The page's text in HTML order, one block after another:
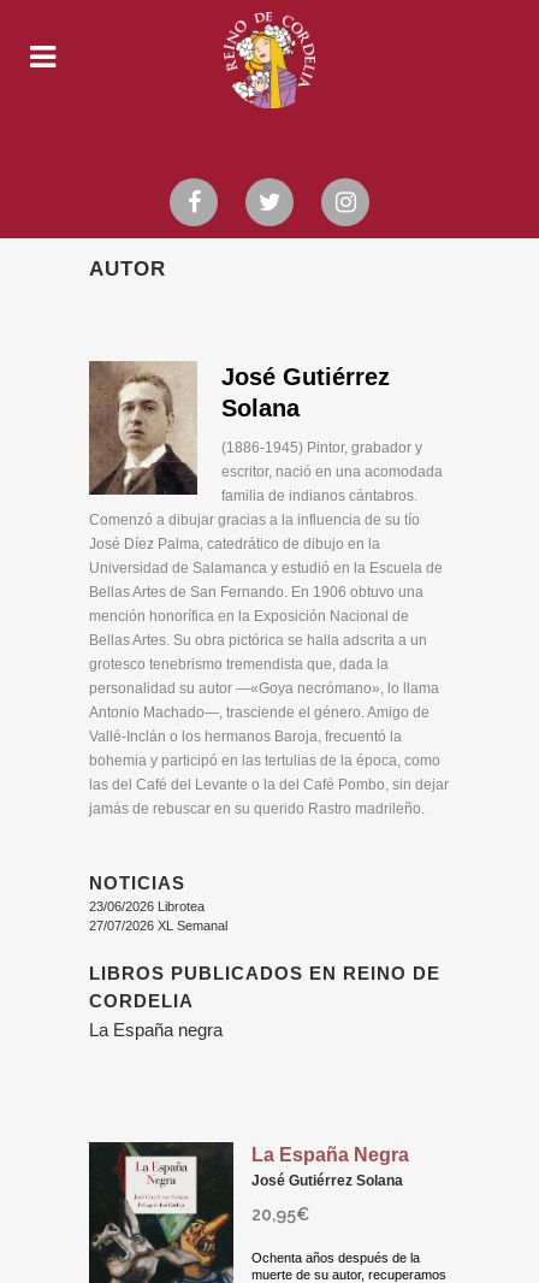
AUTOR
José Gutiérrez
Solana
(1886-1945) Pintor, grabador y
escritor, nació en una acomodada
familia de indianos cántabros.
Comenzó a dibujar gracias a la influencia de su tío
José Díez Palma, catedrático de dibujo en la
Universidad de Salamanca y estudió en la Escuela de
Bellas Artes de San Fernando. En 1906 obtuvo una
mención honorífica en la Exposición Nacional de
Bellas Artes. Su obra pictórica se halla adscrita a un
grotesco tenebrismo tremendista que, dada la
personalidad su autor —«Goya necrómano», lo llama
Antonio Machado—, trasciende el género. Amigo de
Vallé-Inclán o los hermanos Baroja, frecuentó la
bohemia y participó en las tertulias de la época, como
las del Café del Levante o la del Café Pombo, sin dejar
jamás de rebuscar en su querido Rastro madrileño.
NOTICIAS
23/06/2026 Librotea
27/07/2026 XL Semanal
LIBROS PUBLICADOS EN REINO DE
CORDELIA
La España negra
La España Negra
José Gutiérrez Solana
20,95€
Ochenta años después de la
muerte de su autor, recuperamos